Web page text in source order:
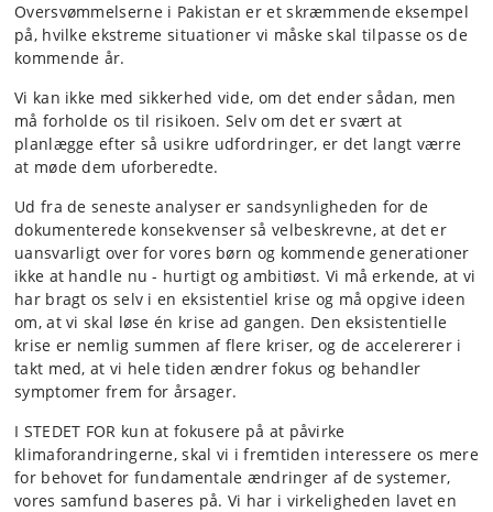
Oversvømmelserne i Pakistan er et skræmmende eksempel
på, hvilke ekstreme situationer vi måske skal tilpasse os de
kommende år.
Vi kan ikke med sikkerhed vide, om det ender sådan, men
må forholde os til risikoen. Selv om det er svært at
planlægge efter så usikre udfordringer, er det langt værre
at møde dem uforberedte.
Ud fra de seneste analyser er sandsynligheden for de
dokumenterede konsekvenser så velbeskrevne, at det er
uansvarligt over for vores børn og kommende generationer
ikke at handle nu - hurtigt og ambitiøst. Vi må erkende, at vi
har bragt os selv i en eksistentiel krise og må opgive ideen
om, at vi skal løse én krise ad gangen. Den eksistentielle
krise er nemlig summen af flere kriser, og de accelererer i
takt med, at vi hele tiden ændrer fokus og behandler
symptomer frem for årsager.
I STEDET FOR kun at fokusere på at påvirke
klimaforandringerne, skal vi i fremtiden interessere os mere
for behovet for fundamentale ændringer af de systemer,
vores samfund baseres på. Vi har i virkeligheden lavet en